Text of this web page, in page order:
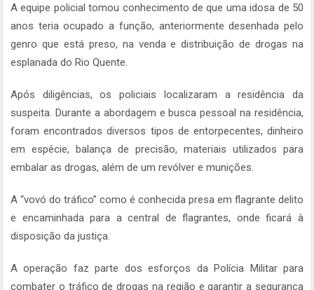
A equipe policial tomou conhecimento de que uma idosa de 50
anos teria ocupado a função, anteriormente desenhada pelo
genro que está preso, na venda e distribuição de drogas na
esplanada do Rio Quente.
Após diligências, os policiais localizaram a residência da
suspeita. Durante a abordagem e busca pessoal na residência,
foram encontrados diversos tipos de entorpecentes, dinheiro
em espécie, balança de precisão, materiais utilizados para
embalar as drogas, além de um revólver e munições.
A “vovó do tráfico” como é conhecida presa em flagrante delito
e encaminhada para a central de flagrantes, onde ficará à
disposição da justiça.
A operação faz parte dos esforços da Polícia Militar para
combater o tráfico de drogas na região e garantir a segurança